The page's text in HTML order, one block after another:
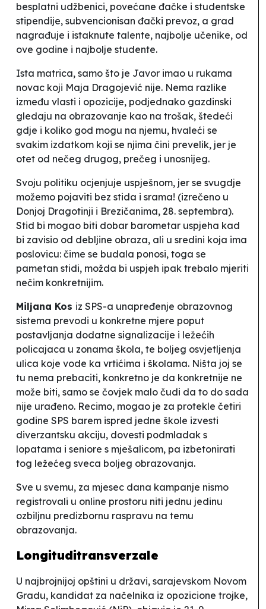
besplatni udžbenici, povećane đačke i studentske
stipendije, subvencionisan đački prevoz, a grad
nagrađuje i istaknute talente, najbolje učenike, od
ove godine i najbolje studente.
Ista matrica, samo što je Javor imao u rukama
novac koji Maja Dragojević nije. Nema razlike
između vlasti i opozicije, podjednako gazdinski
gledaju na obrazovanje kao na trošak, štedeći
gdje i koliko god mogu na njemu, hvaleći se
svakim izdatkom koji se njima čini prevelik, jer je
otet od nečeg drugog, prečeg i unosnijeg.
Svoju politiku ocjenjuje uspješnom, jer se svugdje
možemo pojaviti bez stida i srama! (izrečeno u
Donjoj Dragotinji i Brezičanima, 28. septembra).
Stid bi mogao biti dobar barometar uspjeha kad
bi zavisio od debljine obraza, ali u sredini koja ima
poslovicu: čime se budala ponosi, toga se
pametan stidi, možda bi uspjeh ipak trebalo mjeriti
nečim konkretnijim.
Miljana Kos iz SPS-a unapređenje obrazovnog
sistema prevodi u konkretne mjere poput
postavljanja dodatne signalizacije i ležećih
policajaca u zonama škola, te boljeg osvjetljenja
ulica koje vode ka vrtićima i školama. Ništa joj se
tu nema prebaciti, konkretno je da konkretnije ne
može biti, samo se čovjek malo čudi da to do sada
nije urađeno. Recimo, mogao je za protekle četiri
godine SPS barem ispred jedne škole izvesti
diverzantsku akciju, dovesti podmladak s
lopatama i seniore s mješalicom, pa izbetonirati
tog ležećeg sveca boljeg obrazovanja.
Sve u svemu, za mjesec dana kampanje nismo
registrovali u online prostoru niti jednu jedinu
ozbiljnu predizbornu raspravu na temu
obrazovanja.
Longituditransverzale
U najbrojnijoj opštini u državi, sarajevskom Novom
Gradu, kandidat za načelnika iz opozicione trojke,